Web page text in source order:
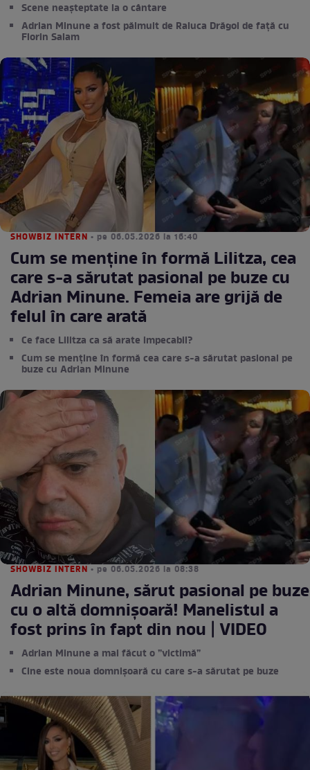
Scene neașteptate la o cântare
Adrian Minune a fost pălmuit de Raluca Drăgoi de față cu
Florin Salam
SHOWBIZ INTERN • pe 06.05.2026 la 16:40
Cum se menține în formă Lilitza, cea
care s-a sărutat pasional pe buze cu
Adrian Minune. Femeia are grijă de
felul în care arată
Ce face Lilitza ca să arate impecabil?
Cum se menține în formă cea care s-a sărutat pasional pe
buze cu Adrian Minune
SHOWBIZ INTERN • pe 06.05.2026 la 08:38
Adrian Minune, sărut pasional pe buze
cu o altă domnișoară! Manelistul a
fost prins în fapt din nou | VIDEO
Adrian Minune a mai făcut o ”victimă”
Cine este noua domnișoară cu care s-a sărutat pe buze